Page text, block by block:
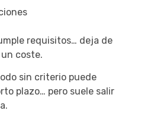
requisitos… deja de
coste.
sin criterio puede
plazo… pero suele salir